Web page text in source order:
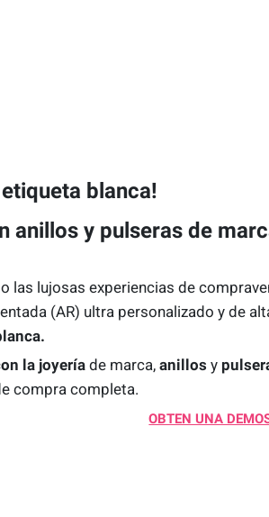
blanca!
anillos y pulseras de
las lujosas experiencias de
(AR) ultra personalizado y de
la joyeríade marca, anillos y
compra completa.
OBTEN UNA